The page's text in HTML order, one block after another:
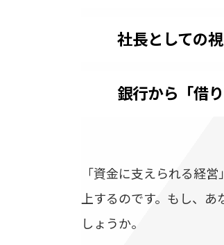
社長としての
銀行から「借
「資金に支えられる経
上するのです。もし、
しょうか。